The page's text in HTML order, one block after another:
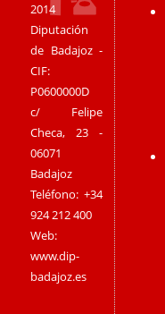
2014
Diputación
de Badajoz -
CIF:
P0600000D
c/ Felipe
Checa, 23 -
06071
Badajoz
Teléfono: +34
924 212 400
Web:
www.dip-
badajoz.es